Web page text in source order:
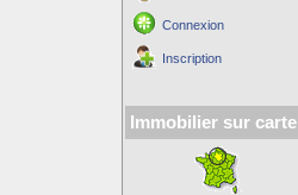
Connexion
Inscription
Immobilier sur carte